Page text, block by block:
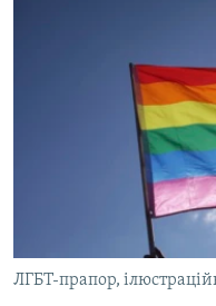
СПЕЦПРОЕКТИ
ВІДЕОУРОКИ «ELIFBE»
СВІДЧЕННЯ ОКУПАЦІЇ
УКРАЇНСЬКА ПРОБЛЕМА
ІНФОГРАФІКА
ЯК ОБІЙТИ
ДОЛУЧАЙСЯ!
ЛГБТ-прапор,